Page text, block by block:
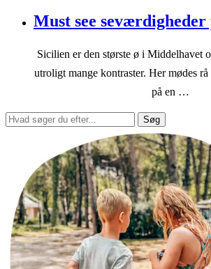
Must see
Sicilien er den største ø i Middelhavet
utroligt mange kontraster. Her mødes
på en …